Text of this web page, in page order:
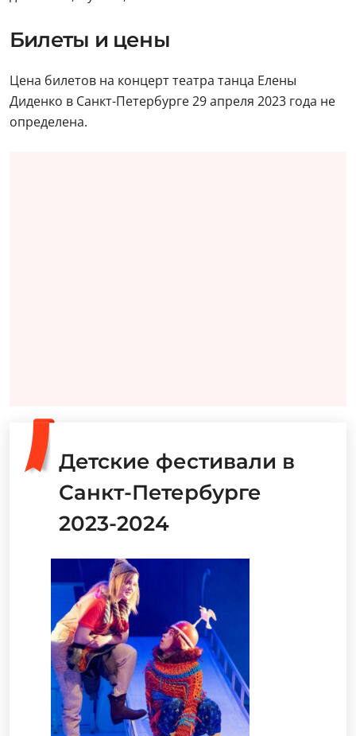
Билеты и цены
Цена билетов на концерт театра танца Елены
Диденко в Санкт-Петербурге 29 апреля 2023 года не
определена.
Детские фестивали в
Санкт-Петербурге
2023-2024